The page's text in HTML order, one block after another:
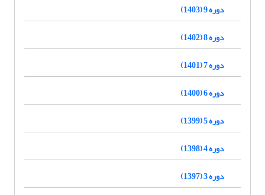
دوره 9 (1403)
دوره 8 (1402)
دوره 7 (1401)
دوره 6 (1400)
دوره 5 (1399)
دوره 4 (1398)
دوره 3 (1397)